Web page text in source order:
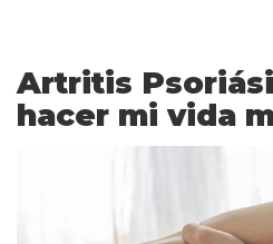
Artritis
hacer mi vida